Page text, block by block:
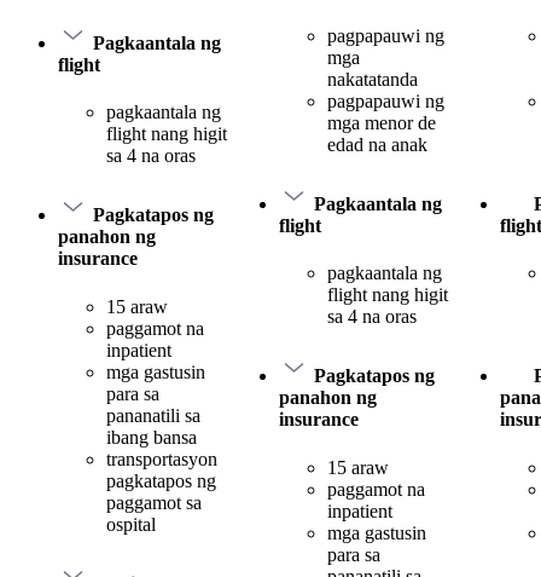
Pagkaantala ng
flight
pagkaantala ng
flight nang higit
sa 4 na oras
Pagkatapos ng
panahon ng
insurance
15 araw
paggamot na
inpatient
mga gastusin
para sa
pananatili sa
ibang bansa
transportasyon
pagkatapos ng
paggamot sa
ospital
pagpapauwi ng
mga
nakatatanda
pagpapauwi ng
mga menor de
edad na anak
Pagkaantala ng
flight
pagkaantala ng
flight nang higit
sa 4 na oras
Pagkatapos ng
panahon ng
insurance
15 araw
paggamot na
inpatient
mga gastusin
para sa
flight